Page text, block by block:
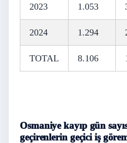
2023 1.053
2024 1.294
TOTAL 8.106
Osmaniye kayıp gün
geçirenlerin geçici iş